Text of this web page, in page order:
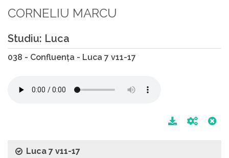
CORNELIU MARCU
Studiu: Luca
038 - Confluența - Luca 7 v11-17
Luca 7 v11-17